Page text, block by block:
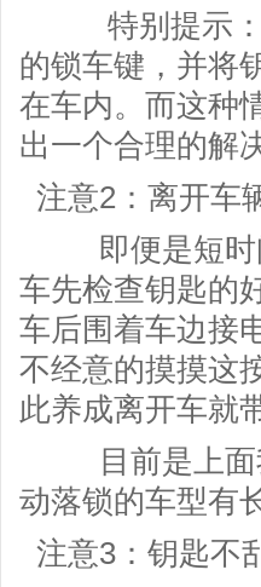
特别提示：如
的锁车键，并将
在车内。而这种
出一个合理的解
注意2：离开车
即便是短时间
车先检查钥匙的
车后围着车边接
不经意的摸摸这
此养成离开车就
目前是上面我
动落锁的车型有
注意3：钥匙不